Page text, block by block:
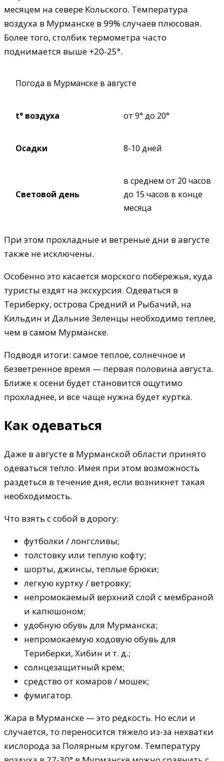
месяцем на севере Кольского. Температура
воздуха в Мурманске в 99% случаев плюсовая.
Более того, столбик термометра часто
поднимается выше +20-25°.
Погода в Мурманске в августе
t° воздуха от 9° до 20°
Осадки 8-10 дней
Световой день
в среднем от 20 часов
до 15 часов в конце
месяца
При этом прохладные и ветреные дни в августе
также не исключены.
Особенно это касается морского побережья, куда
туристы ездят на экскурсия. Одеваться в
Териберку, острова Средний и Рыбачий, на
Кильдин и Дальние Зеленцы необходимо теплее,
чем в самом Мурманске.
Подводя итоги: самое теплое, солнечное и
безветренное время — первая половина августа.
Ближе к осени будет становится ощутимо
прохладнее, и все чаще нужна будет куртка.
Как одеваться
Даже в августе в Мурманской области принято
одеваться тепло. Имея при этом возможность
раздеться в течение дня, если возникнет такая
необходимость.
Что взять с собой в дорогу:
футболки / лонгсливы;
толстовку или теплую кофту;
шорты, джинсы, теплые брюки;
легкую куртку / ветровку;
непромокаемый верхний слой с мембраной
и капюшоном;
удобную обувь для Мурманска;
непромокаемую ходовую обувь для
Териберки, Хибин и т. д.;
солнцезащитный крем;
средство от комаров / мошек;
фумигатор.
Жара в Мурманске — это редкость. Но если и
случается, то переносится тяжело из-за нехватки
кислорода за Полярным кругом. Температуру